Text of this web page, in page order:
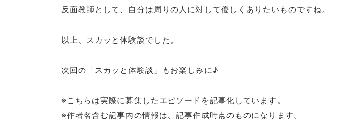
反面教師として、自分は周りの人に対して優しくありたいものですね。
以上、スカッと体験談でした。
次回の「スカッと体験談」もお楽しみに♪
※こちらは実際に募集したエピソードを記事化しています。
※作者名含む記事内の情報は、記事作成時点のものになります。